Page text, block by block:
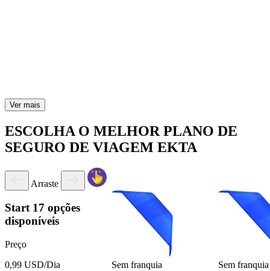
Ver mais
ESCOLHA O MELHOR PLANO DE
SEGURO DE VIAGEM EKTA
Arraste
Start 17 opções
disponíveis
Preço
0,99 USD/Dia
Sem franquia Sem franquia